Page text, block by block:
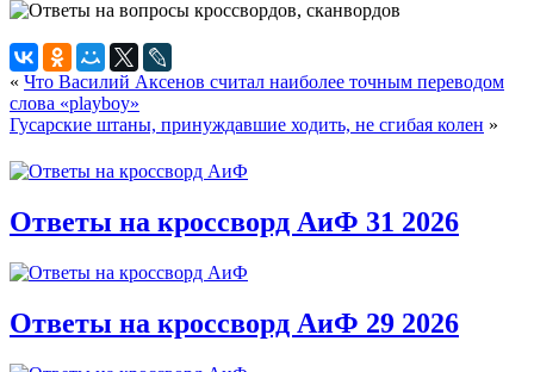
« Что Василий Аксенов считал наиболее точным переводом
слова «playboy»
Гусарские штаны, принуждавшие ходить, не сгибая колен »
Ответы на кроссворд АиФ 31 2026
Ответы на кроссворд АиФ 29 2026